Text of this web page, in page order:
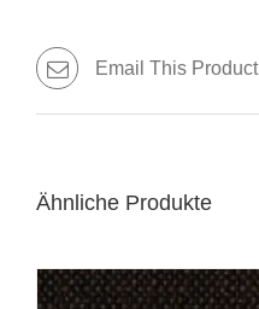
Email This Product
Ähnliche Produkte